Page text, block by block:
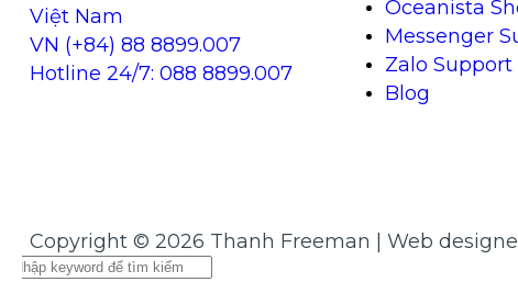
Việt Nam
VN (+84) 88 8899.007
Hotline 24/7: 088 8899.007
Oceanista
Messenger
Zalo Support
Blog
Copyright © 2026 Thanh Freeman | Web